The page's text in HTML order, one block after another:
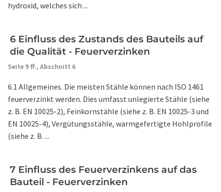
hydroxid, welches sich ...
6 Einfluss des Zustands des Bauteils auf
die Qualität - Feuerverzinken
Seite 9 ff., Abschnitt 6
6.1 Allgemeines. Die meisten Stähle können nach ISO 1461
feuerverzinkt werden. Dies umfasst unlegierte Stähle (siehe
z. B. EN 10025-2), Feinkornstähle (siehe z. B. EN 10025-3 und
EN 10025-4), Vergütungsstähle, warmgefertigte Hohlprofile
(siehe z. B. ...
7 Einfluss des Feuerverzinkens auf das
Bauteil - Feuerverzinken